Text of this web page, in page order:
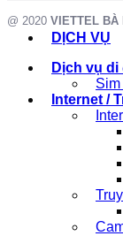
@ 2020 VIETTEL BÀ
DỊCH VỤ
Dịch vụ di
Sim
Internet /